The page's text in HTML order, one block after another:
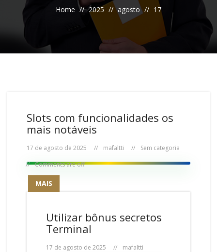
Home 2025 agosto 17
Slots com funcionalidades os
mais notáveis
17 de agosto de 2025 mafaltti
Sem categoria
Comments are off
MAIS
Utilizar bônus secretos
Terminal
17 de agosto de 2025
mafaltti